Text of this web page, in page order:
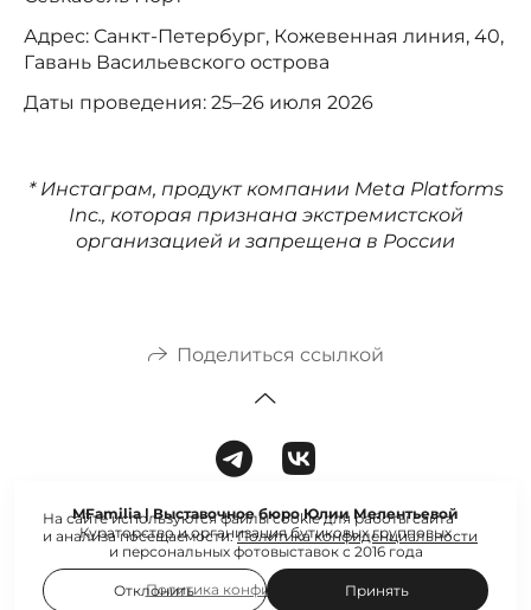
Адрес: Санкт-Петербург, Кожевенная линия, 40,
Гавань Васильевского острова
Даты проведения: 25–26 июля 2026
* Инстаграм, продукт компании Meta Platforms
Inc., которая признана экстремистской
организацией и запрещена в России
Поделиться ссылкой
MFamilia | Выставочное бюро Юлии Мелентьевой
Кураторство и организация бутиковых групповых
и персональных фотовыставок с 2016 года
Политика конфиденциальности
На сайте используются файлы cookie для работы сайта
и анализа посещаемости.Политика конфиденциальности
Отклонить Принять